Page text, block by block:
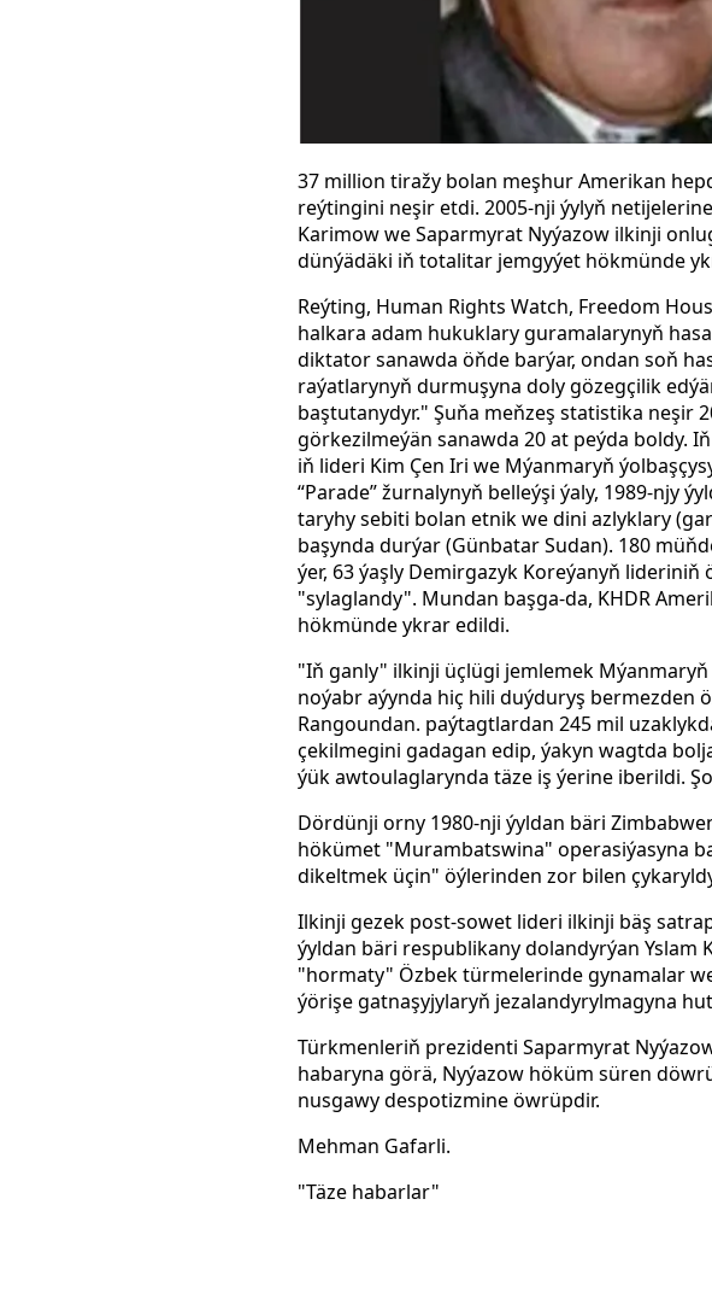
37 million tiražy bolan meşhur Amerikan
reýtingini neşir etdi. 2005-nji ýylyň
Karimow we Saparmyrat Nyýazow ilkinji
dünýädäki iň totalitar jemgyýet hökmünde
Reýting, Human Rights Watch, Freedom
halkara adam hukuklary guramalarynyň
diktator sanawda öňde barýar, ondan soň
raýatlarynyň durmuşyna doly gözegçilik
baştutanydyr." Şuňa meňzeş statistika neşir
görkezilmeýän sanawda 20 at peýda boldy.
iň lideri Kim Çen Iri we Mýanmaryň
“Parade” žurnalynyň belleýşi ýaly, 1989-njy
taryhy sebiti bolan etnik we dini azlyklary
başynda durýar (Günbatar Sudan). 180
ýer, 63 ýaşly Demirgazyk Koreýanyň
"sylaglandy". Mundan başga-da, KHDR
hökmünde ykrar edildi.
"Iň ganly" ilkinji üçlügi jemlemek Mýanmaryň
noýabr aýynda hiç hili duýduryş bermezden
Rangoundan. paýtagtlardan 245 mil
çekilmegini gadagan edip, ýakyn wagtda
ýük awtoulaglarynda täze iş ýerine iberildi.
Dördünji orny 1980-nji ýyldan bäri
hökümet "Murambatswina" operasiýasyna
dikeltmek üçin" öýlerinden zor bilen
Ilkinji gezek post-sowet lideri ilkinji bäş
ýyldan bäri respublikany dolandyrýan Yslam
"hormaty" Özbek türmelerinde gynamalar
ýörişe gatnaşyjylaryň jezalandyrylmagyna
Türkmenleriň prezidenti Saparmyrat
habaryna görä, Nyýazow höküm süren
nusgawy despotizmine öwrüpdir.
Mehman Gafarli.
"Täze habarlar"